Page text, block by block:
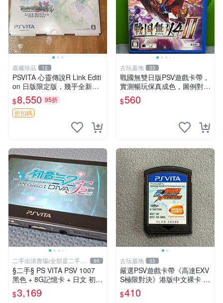
嘉藏珍品 12
PSVITA 心靈傳說R Link Editi
on 日版限定版，幾乎全新，
配件齊全，原裝包裝盒，說明
書，底座，掛件，布袋，卡都
在，游戲光盤已拆封但保存
$8,550 95折
折扣碼
古玩基地 33
戰國無雙日版PSV遊戲卡帶，
實測暢玩保真成色，圖例對應
確保收貨，售出概不退換 戰
國無雙 PSV 日版 游戲 卡帶
$560
二手出清賣場(全部是二手商
品)
89
§二手§ PS VITA PSV 1007
黑色 + 8G記憶卡 + 日文 初音
未來 F 2nd 遊戲卡片｜郵局
寄送｜未含運｜購買前請私訊
$3,169
古玩基地 33
嚴選PSV遊戲卡帶《高達EXV
S極限對決》港版中文裸卡 實
測順暢 高品質遊戲卡帶 psv
遊戲 卡帶
$410